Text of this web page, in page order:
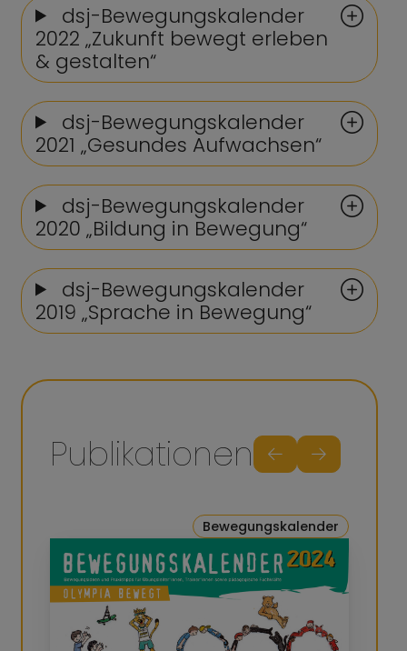
dsj-Bewegungskalender
2022 „Zukunft bewegt erleben
& gestalten“
dsj-Bewegungskalender
2021 „Gesundes Aufwachsen“
dsj-Bewegungskalender
2020 „Bildung in Bewegung“
dsj-Bewegungskalender
2019 „Sprache in Bewegung“
Publikationen
Bewegungskalender